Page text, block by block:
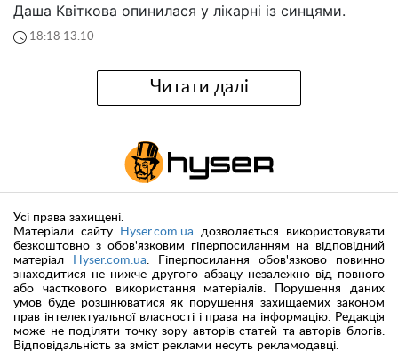
Даша Квіткова опинилася у лікарні із синцями.
18:18 13.10
Читати далі
Усі права захищені.
Матеріали сайту
Hyser.com.ua дозволяється використовувати
безкоштовно з обов'язковим гіперпосиланням на відповідний
матеріал
Hyser.com.ua. Гіперпосилання обов'язково повинно
знаходитися не нижче другого абзацу незалежно від повного
або часткового використання матеріалів. Порушення даних
умов буде розцінюватися як порушення захищаемих законом
прав інтелектуальної власності і права на інформацію. Редакція
може не поділяти точку зору авторів статей та авторів блогів.
Відповідальність за зміст реклами несуть рекламодавці.